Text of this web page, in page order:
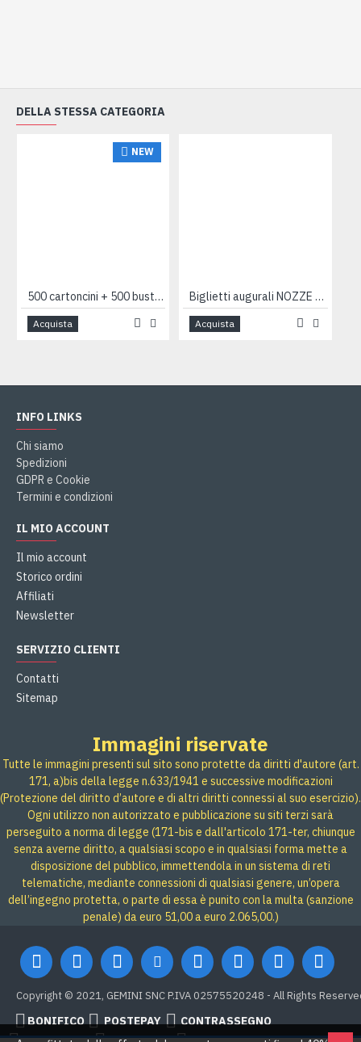
DELLA STESSA CATEGORIA
NEW
500 cartoncini + 500 buste auguri expo mix
Acquista
Biglietti augurali NOZZE foglia oro 12pz
Acquista
INFO LINKS
Chi siamo
Spedizioni
GDPR e Cookie
Termini e condizioni
IL MIO ACCOUNT
Il mio account
Storico ordini
Affiliati
Newsletter
SERVIZIO CLIENTI
Contatti
Sitemap
Immagini riservate
Tutte le immagini presenti sul sito sono protette da diritti d'autore (art.
171, a)bis della legge n.633/1941 e successive modificazioni
(Protezione del diritto d’autore e di altri diritti connessi al suo esercizio).
Ogni utilizzo non autorizzato e pubblicazione su siti terzi sarà
perseguito a norma di legge (171-bis e dall'articolo 171-ter, chiunque
senza averne diritto, a qualsiasi scopo e in qualsiasi forma mette a
disposizione del pubblico, immettendola in un sistema di reti
telematiche, mediante connessioni di qualsiasi genere, un’opera
dell’ingegno protetta, o parte di essa è punito con la multa (sanzione
penale) da euro 51,00 a euro 2.065,00.)
Copyright © 2021, GEMINI SNC P.IVA 02575520248 - All Rights
BONIFICO POSTEPAY
CONTRASSEGNO